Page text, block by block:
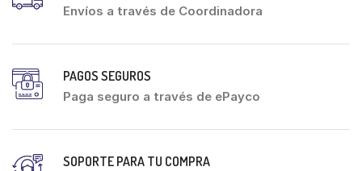
Envíos a través de Coordinadora
PAGOS SEGUROS
Paga seguro a través de ePayco
SOPORTE PARA TU COMPRA